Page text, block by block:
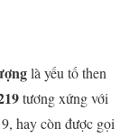
là yếu tố then
tương xứng với
hay còn được gọi